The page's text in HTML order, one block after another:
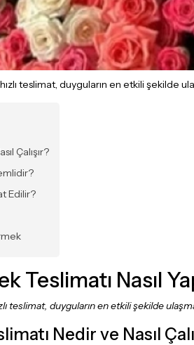
teslimat, duyguların en etkili şekilde
Çalışır?
Edilir?
Teslimatı Nasıl
teslimat, duyguların en etkili şekilde
Nedir ve Nasıl